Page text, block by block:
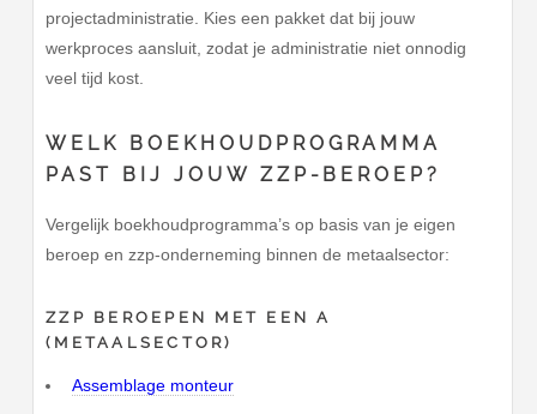
projectadministratie. Kies een pakket dat bij jouw
werkproces aansluit, zodat je administratie niet onnodig
veel tijd kost.
WELK BOEKHOUDPROGRAMMA
PAST BIJ JOUW ZZP-BEROEP?
Vergelijk boekhoudprogramma’s op basis van je eigen
beroep en zzp-onderneming binnen de metaalsector:
ZZP BEROEPEN MET EEN A
(METAALSECTOR)
Assemblage monteur